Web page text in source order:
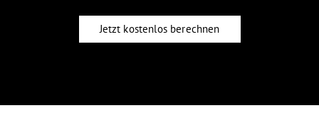
Jetzt kostenlos berechnen